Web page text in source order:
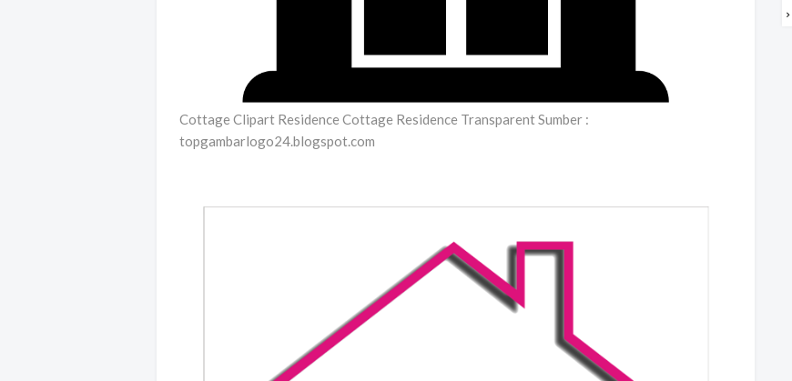
Cottage Clipart Residence Cottage Residence Transparent Sumber :
topgambarlogo24.blogspot.com